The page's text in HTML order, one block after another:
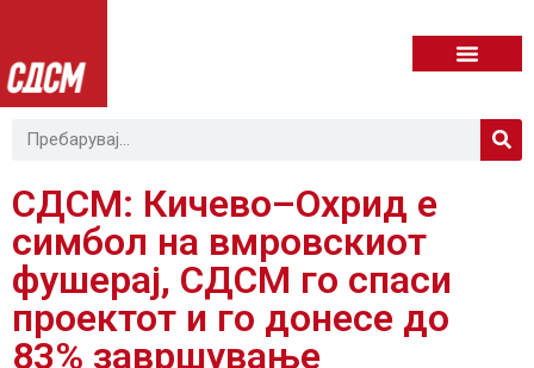
СДСМ: Кичево–Охрид е
симбол на вмровскиот
фушерај, СДСМ го спаси
проектот и го донесе до
83% завршување